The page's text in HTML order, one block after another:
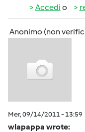
Accedi o
Anonimo (non
Mer, 09/14/2011 - 13:59
wlapappa wrote: